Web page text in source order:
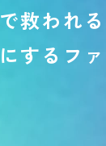
で救われる
にする フ ァ